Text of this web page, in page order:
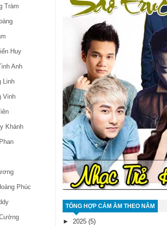
Tràm
Huy
Anh
Linh
Vinh
Khánh
Phúc
TỔNG HỢP CẢM ÂM THEO NĂM
► 2025 (5)